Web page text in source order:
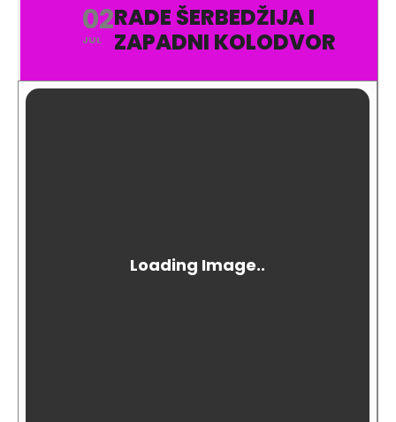
02
JUL
RADE ŠERBEDŽIJA I
ZAPADNI KOLODVOR